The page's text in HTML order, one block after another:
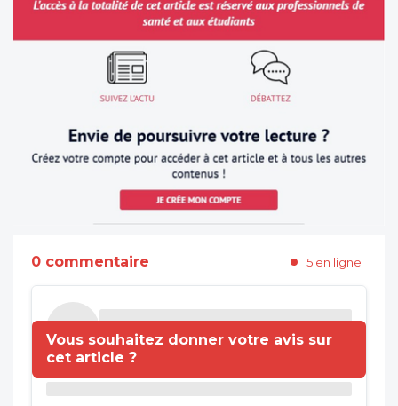
0 commentaire 5 en ligne
Vous souhaitez donner votre avis sur
cet article ?